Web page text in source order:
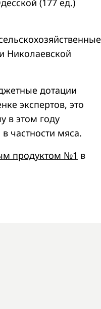
Николаевской
дотации
экспертов, это
в этом году
частности мяса.
продуктом №1 в